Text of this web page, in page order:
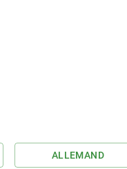
ALLEMAND